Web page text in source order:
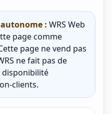
: WRS Web
page comme
page ne vend pas
ne fait pas de
disponibilité
clients.